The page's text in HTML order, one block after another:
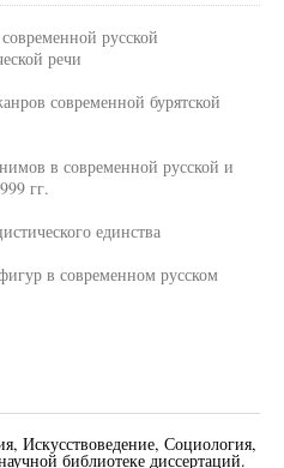
русской
речи
современной бурятской
в современной русской и
гг.
единства
в современном русском
Искусствоведение, Социология,
библиотеке диссертаций.